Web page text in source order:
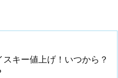

キー値上げ！いつから？